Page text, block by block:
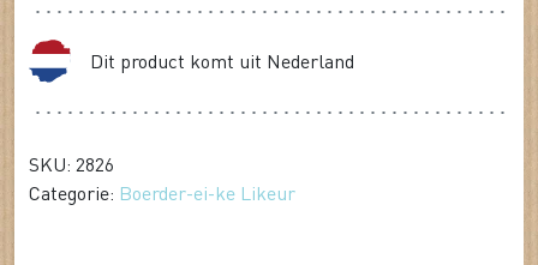
Dit product komt uit Nederland
SKU: 2826
Categorie: Boerder-ei-ke Likeur